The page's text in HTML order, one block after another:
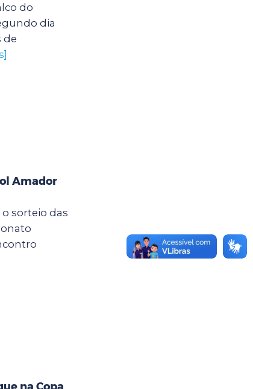
do
dia
de
Amador
sorteio das